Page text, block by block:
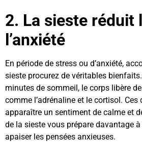
2. La sieste réduit
l’anxiété
En période de stress ou d’anxiété,
sieste procurez de véritables
minutes de sommeil, le corps libère
comme l’adrénaline et le cortisol. Ces
apparaître un sentiment de calme et
de la sieste vous prépare davantage
apaiser les pensées anxieuses.